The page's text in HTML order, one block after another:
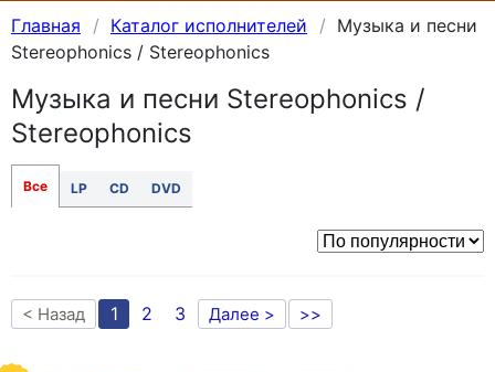
Главная Каталог исполнителей
Музыка и песни
Stereophonics / Stereophonics
Музыка и песни Stereophonics /
Stereophonics
Все LP CD DVD
< Назад 1 2 3 Далее > >>